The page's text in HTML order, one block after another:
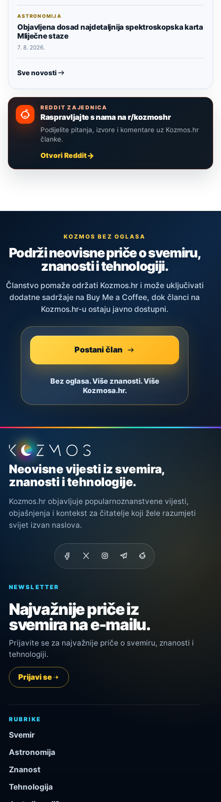
ASTRONOMIJA
Objavljena dosad najdetaljnija spektroskopska karta
Mliječne staze
7. 8. 2026.
Sve novosti
REDDIT ZAJEDNICA
Raspravljajte s nama na r/kozmoshr
Podijelite pitanja, izvore i komentare uz Kozmos.hr
članke.
Otvori Reddit
KOZMOS BEZ OGLASA
Podrži neovisne priče o svemiru,
znanosti i tehnologiji.
Članstvo pomaže održati Kozmos.hr i može uključivati
dodatne sadržaje na Buy Me a Coffee, dok članci na
Kozmos.hr-u ostaju javno dostupni.
Postani član
Bez oglasa. Više znanosti. Više
Kozmosa.hr.
Podnožje stranice
Neovisne vijesti iz svemira,
znanosti i tehnologije.
Kozmos.hr objavljuje popularnoznanstvene vijesti,
objašnjenja i kontekst za čitatelje koji žele razumjeti
svijet izvan naslova.
NEWSLETTER
Najvažnije priče iz
svemira na e-mailu.
Prijavite se za najvažnije priče o svemiru, znanosti i
tehnologiji.
Prijavi se
RUBRIKE
Svemir
Astronomija
Znanost
Tehnologija